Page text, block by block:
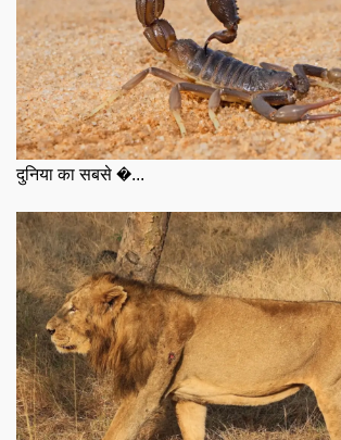
दुनिया का सबसे �...